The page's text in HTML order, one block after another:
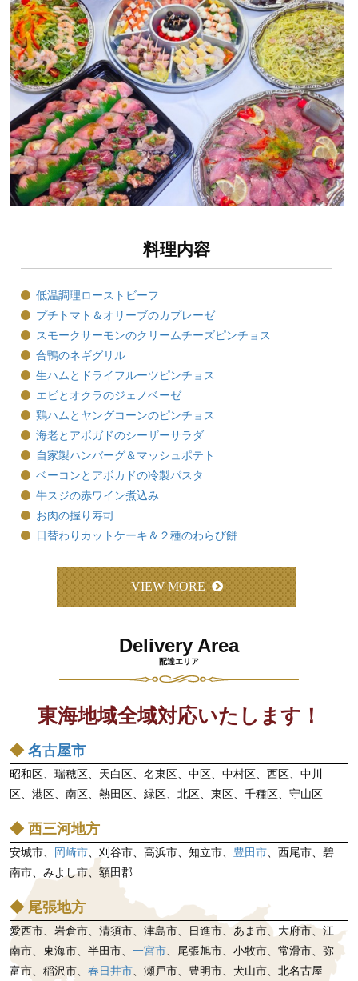
料理内容
低温調理ローストビーフ
プチトマト＆オリーブのカプレーゼ
スモークサーモンのクリームチーズピンチョス
合鴨のネギグリル
生ハムとドライフルーツピンチョス
エビとオクラのジェノベーゼ
鶏ハムとヤングコーンのピンチョス
海老とアボガドのシーザーサラダ
自家製ハンバーグ＆マッシュポテト
ベーコンとアボカドの冷製パスタ
牛スジの赤ワイン煮込み
お肉の握り寿司
日替わりカットケーキ＆２種のわらび餅
VIEW MORE
Delivery Area
配達エリア
東海地域全域対応いたします！
◆ 名古屋市
昭和区、瑞穂区、天白区、名東区、中区、中村区、西区、中川
区、港区、南区、熱田区、緑区、北区、東区、千種区、守山区
◆ 西三河地方
安城市、 岡崎市 、刈谷市、高浜市、知立市、 豊田市 、西尾市、碧
南市、みよし市、額田郡
◆ 尾張地方
愛西市、岩倉市、清須市、津島市、日進市、あま市、大府市、江
南市、東海市、半田市、 一宮市 、尾張旭市、小牧市、常滑市、弥
富市、稲沢市、 春日井市 、瀬戸市、豊明市、犬山市、北名古屋